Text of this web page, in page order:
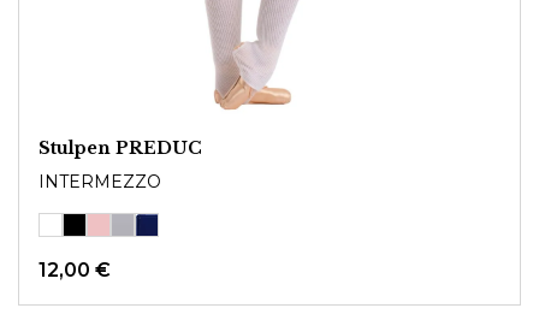
Stulpen PREDUC
INTERMEZZO
12,00 €